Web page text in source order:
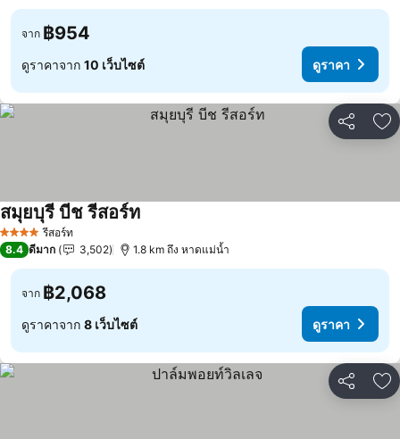
จาก ฿954
ดูราคาจาก 10 เว็บไซต์ ดูราคา
แชร์ เ
4 ดาว รีสอร์ท
สมุยบุรี บีช รีสอร์ทดูราคา
8.4 ดีมาก 3,502 1.8 km ถึง หาดแม่น้ำ
จาก ฿2,068
ดูราคาจาก 8 เว็บไซต์ ดูราคา
แชร์ เ